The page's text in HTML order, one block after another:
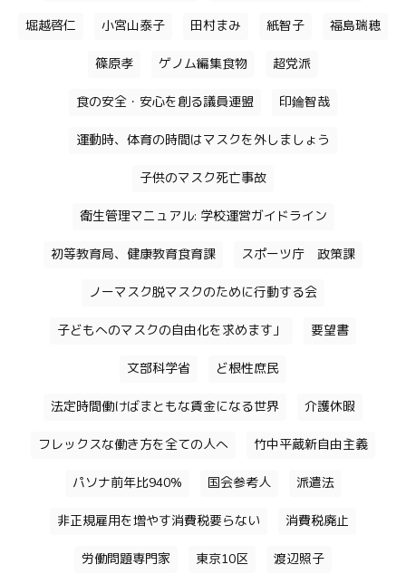
堀越啓仁 小宮山泰子 田村まみ 紙智子 福島瑞穂
篠原孝 ゲノム編集食物 超党派
食の安全・安心を創る議員連盟 印鑰智哉
運動時、体育の時間はマスクを外しましょう
子供のマスク死亡事故
衛生管理マニュアル: 学校運営ガイドライン
初等教育局、健康教育食育課 スポーツ庁 政策課
ノーマスク脱マスクのために行動する会
子どもへのマスクの自由化を求めます」 要望書
文部科学省 ど根性庶民
法定時間働けばまともな賃金になる世界 介護休暇
フレックスな働き方を全ての人へ 竹中平蔵新自由主義
パソナ前年比940% 国会参考人 派遣法
非正規雇用を増やす消費税要らない 消費税廃止
労働問題専門家 東京10区 渡辺照子